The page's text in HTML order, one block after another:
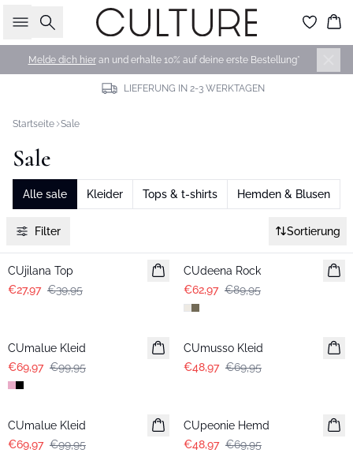
Suche
Melde dich hieran und erhalte 10% auf deine erste Bestellung*
LIEFERUNG IN 2-3 WERKTAGEN
Startseite Sale
Sale
Alle sale Kleider Tops & t-shirts Hemden & Blusen
Filter Sortierung
-30%
CUjilana Top
€27,97 €39,95
CUdeena Rock
€62,97 €89,95
CUmalue Kleid
€69,97 €99,95
-30%
CUmusso Kleid
€48,97 €69,95
-30%
CUmalue Kleid
€69,97 €99,95
CUpeonie Hemd
€48,97 €69,95